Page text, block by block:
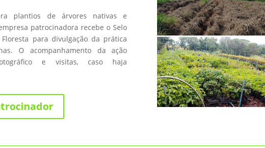
plantios de árvores nativas e
patrocinadora recebe o Selo
para divulgação da prática
O acompanhamento da ação
e visitas, caso haja